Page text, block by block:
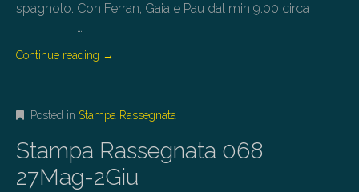
spagnolo. Con Ferran, Gaia e Pau dal min 9.00 circa
…
Continue reading →
Posted in Stampa Rassegnata
Stampa Rassegnata 068
27Mag-2Giu